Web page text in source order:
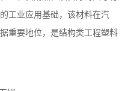
工业应用基础，该材料在汽
重要地位，是结构类工程塑料